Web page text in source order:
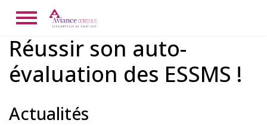
Actualités
Réussir son auto-
évaluation des ESSMS !